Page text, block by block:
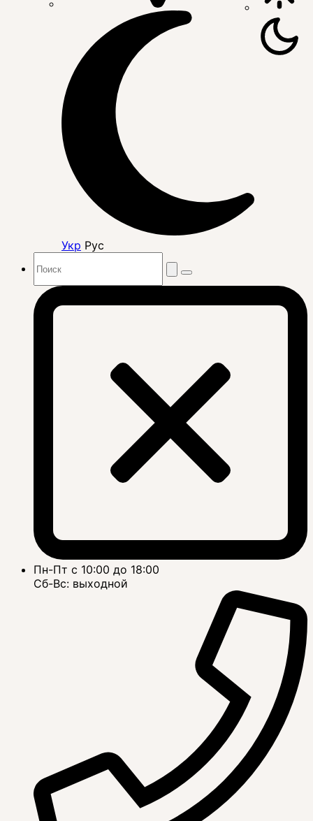
Укр Рус
Пн-Пт с 10:00 до 18:00
Сб-Вс: выходной